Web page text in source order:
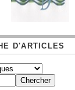
D'ARTICLES